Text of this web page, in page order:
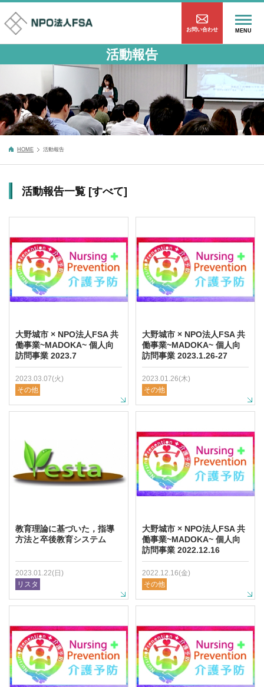
お問い合わせ MENU
活動報告
HOME 活動報告
活動報告一覧 [すべて]
大野城市 × NPO法人FSA 共
働事業~MADOKA~ 個人向
訪問事業 2023.7
2023.03.07(火)
その他
大野城市 × NPO法人FSA 共
働事業~MADOKA~ 個人向
訪問事業 2023.1.26-27
2023.01.26(木)
その他
教育理論に基づいた，指導
方法と卒後教育システム
2023.01.22(日)
リスタ
大野城市 × NPO法人FSA 共
働事業~MADOKA~ 個人向
訪問事業 2022.12.16
2022.12.16(金)
その他